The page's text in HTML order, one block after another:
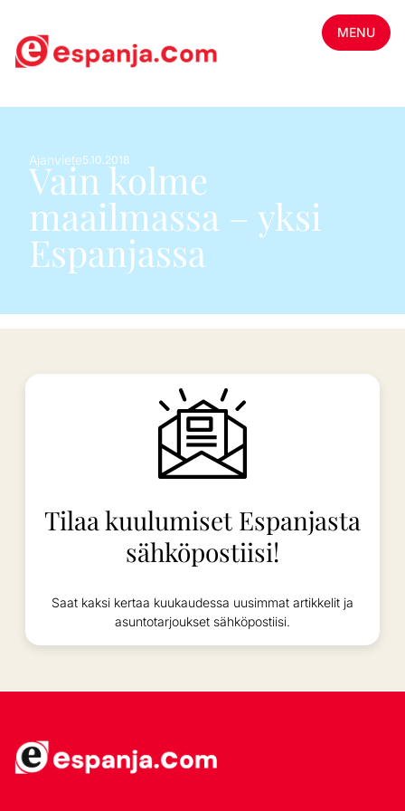
MENU
Ajanviete5.10.2018
Vain kolme
maailmassa – yksi
Espanjassa
Tilaa kuulumiset Espanjasta
sähköpostiisi!
Saat kaksi kertaa kuukaudessa uusimmat artikkelit ja
asuntotarjoukset sähköpostiisi.